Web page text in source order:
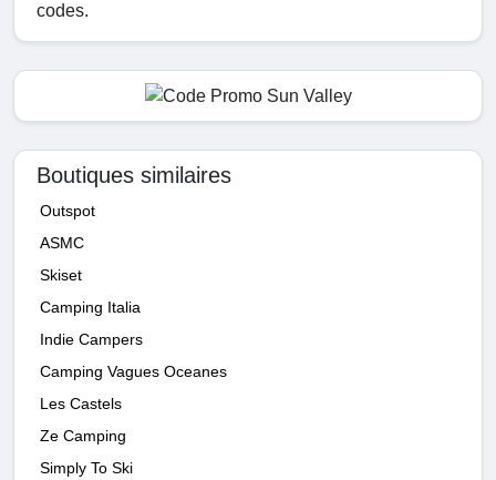
codes.
Boutiques similaires
Outspot
ASMC
Skiset
Camping Italia
Indie Campers
Camping Vagues Oceanes
Les Castels
Ze Camping
Simply To Ski